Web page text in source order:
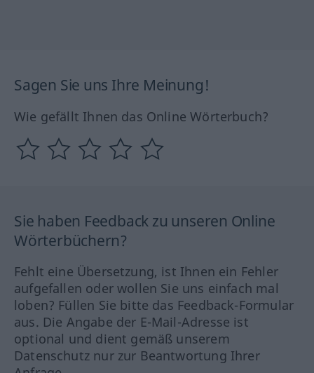
Sagen Sie uns Ihre Meinung!
Wie gefällt Ihnen das Online Wörterbuch?
Sie haben Feedback zu unseren Online
Wörterbüchern?
Fehlt eine Übersetzung, ist Ihnen ein Fehler
aufgefallen oder wollen Sie uns einfach mal
loben? Füllen Sie bitte das Feedback-Formular
aus. Die Angabe der E-Mail-Adresse ist
optional und dient gemäß unserem
Datenschutz nur zur Beantwortung Ihrer